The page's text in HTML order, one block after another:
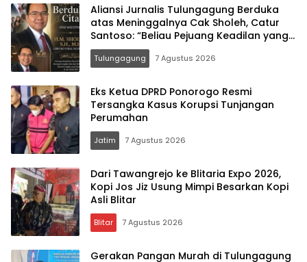
Aliansi Jurnalis Tulungagung Berduka
atas Meninggalnya Cak Sholeh, Catur
Santoso: “Beliau Pejuang Keadilan yang
Vokal”
Tulungagung 7 Agustus 2026
Eks Ketua DPRD Ponorogo Resmi
Tersangka Kasus Korupsi Tunjangan
Perumahan
Jatim 7 Agustus 2026
Dari Tawangrejo ke Blitaria Expo 2026,
Kopi Jos Jiz Usung Mimpi Besarkan Kopi
Asli Blitar
Blitar 7 Agustus 2026
Gerakan Pangan Murah di Tulungagung